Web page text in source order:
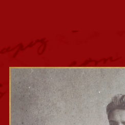
Página
Minha